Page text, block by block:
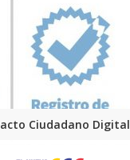
Ciudadano Digital